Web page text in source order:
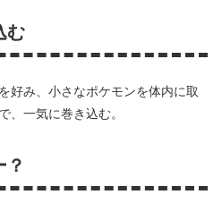
む
好み、小さなポケモンを体内に取
、一気に巻き込む。